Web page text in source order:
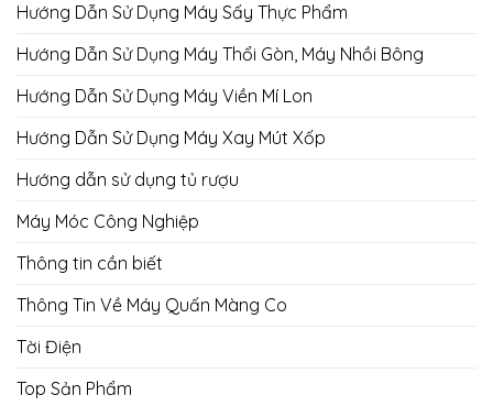
Hướng Dẫn Sử Dụng Máy Sấy Thực Phẩm
Hướng Dẫn Sử Dụng Máy Thổi Gòn, Máy Nhồi Bông
Hướng Dẫn Sử Dụng Máy Viền Mí Lon
Hướng Dẫn Sử Dụng Máy Xay Mút Xốp
Hướng dẫn sử dụng tủ rượu
Máy Móc Công Nghiệp
Thông tin cần biết
Thông Tin Về Máy Quấn Màng Co
Tời Điện
Top Sản Phẩm